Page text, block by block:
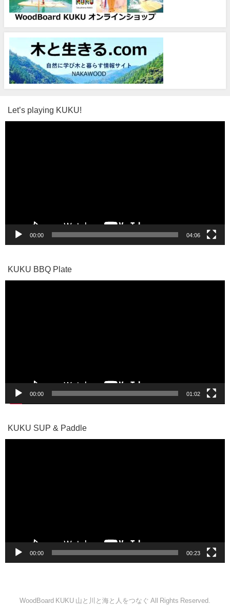
Let’s playing KUKU!
00:00 04:06
KUKU BBQ Plate
00:00 01:02
KUKU SUP & Paddle
00:00 00:23
WoodBoard KUKU 山と川と海と人をつなぐ All Rights Reserved.